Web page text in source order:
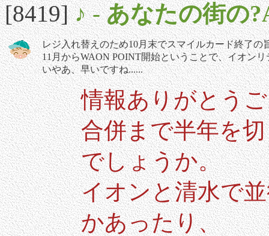
[8419]♪-あなたの街の
レジ入れ替えのため10月末でスマイルカード終了の
11月からWAON POINT開始ということで、イオン
いやあ、早いですね......
情報ありがとう
合併まで半年を
でしょうか。
イオンと清水で
かあったり、